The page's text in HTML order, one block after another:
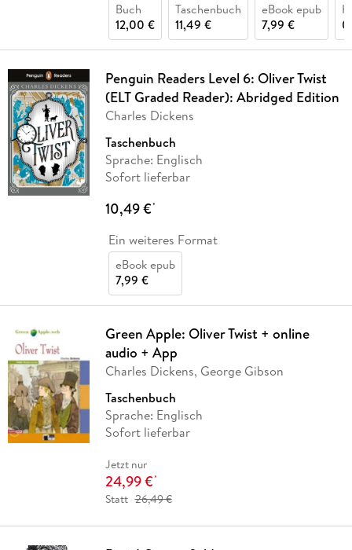
Buch
12,00 €
Taschenbuch
11,49 €
eBook epub
7,99 €
Penguin Readers Level 6: Oliver Twist
(ELT Graded Reader): Abridged Edition
Charles Dickens
Taschenbuch
Sprache: Englisch
Sofort lieferbar
10,49 €*
Ein weiteres Format
eBook epub
7,99 €
Green Apple: Oliver Twist + online
audio + App
Charles Dickens, George Gibson
Taschenbuch
Sprache: Englisch
Sofort lieferbar
Jetzt nur
24,99 €*
Statt 26,49 €